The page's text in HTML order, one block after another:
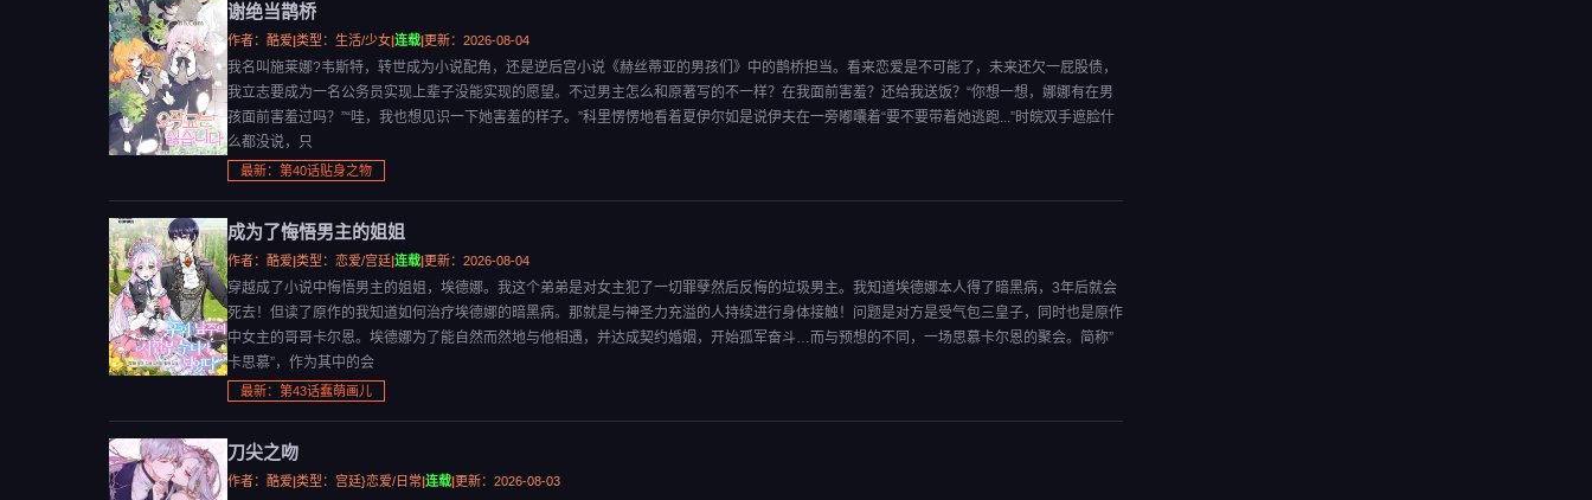
谢绝当鹊桥
作者：酷爱|类型：生活/少女|连载|更新：2026-08-04
我名叫施莱娜?韦斯特，转世成为小说配角，还是逆后宫小说《赫丝蒂亚的男孩们》中的鹊桥担当。看来恋爱是不可能了，未来还欠一屁股债，
我立志要成为一名公务员实现上辈子没能实现的愿望。不过男主怎么和原著写的不一样？在我面前害羞？还给我送饭？“你想一想，娜娜有在男
孩面前害羞过吗？”“哇，我也想见识一下她害羞的样子。”科里愣愣地看着夏伊尔如是说伊夫在一旁嘟囔着“要不要带着她逃跑...”时皖双手遮脸什
么都没说，只
最新：第40话贴身之物
成为了悔悟男主的姐姐
作者：酷爱|类型：恋爱/宫廷|连载|更新：2026-08-04
穿越成了小说中悔悟男主的姐姐，埃德娜。我这个弟弟是对女主犯了一切罪孽然后反悔的垃圾男主。我知道埃德娜本人得了暗黑病，3年后就会
死去！但读了原作的我知道如何治疗埃德娜的暗黑病。那就是与神圣力充溢的人持续进行身体接触！问题是对方是受气包三皇子，同时也是原作
中女主的哥哥卡尔恩。埃德娜为了能自然而然地与他相遇，并达成契约婚姻，开始孤军奋斗…而与预想的不同，一场思慕卡尔恩的聚会。简称”
卡思慕”，作为其中的会
最新：第43话蠢萌画儿
刀尖之吻
作者：酷爱|类型：宫廷}恋爱/日常|连载|更新：2026-08-03